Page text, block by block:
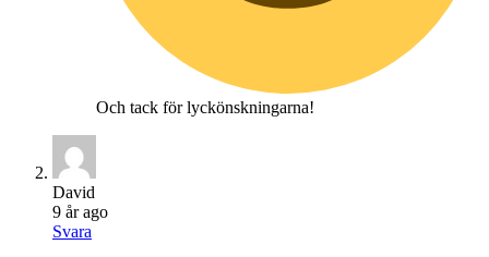
Och tack för lyckönskningarna!
David
9 år ago
Svara